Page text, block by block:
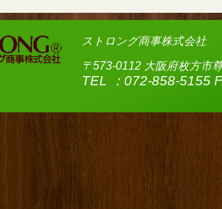
ストロング商事株式会社
〒573-0112 大阪府枚方市
TEL ：072-858-5155